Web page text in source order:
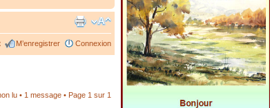
M’enregistrer Connexion
lu• 1 message • Page 1 sur 1